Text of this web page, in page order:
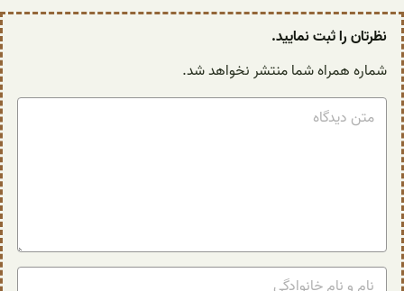
نظرتان را ثبت نمایید.
شماره همراه شما منتشر نخواهد شد.